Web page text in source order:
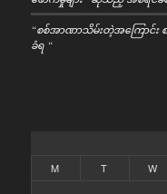
“စစ်အာဏာသိမ်းတဲ့အကြောင်း
ခံရ “
M T W